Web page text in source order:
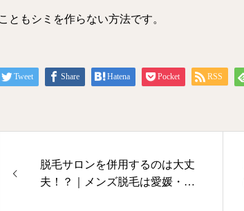
こともシミを作らない方法です。
Tweet Share Hatena Pocket RSS
脱毛サロンを併用するのは大丈
夫！？｜メンズ脱毛は愛媛・松